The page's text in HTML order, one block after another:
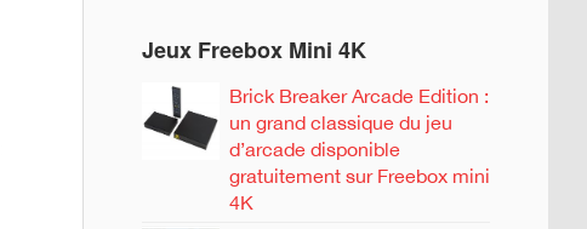
Jeux Freebox Mini 4K
Brick Breaker Arcade Edition :
un grand classique du jeu
d’arcade disponible
gratuitement sur Freebox mini
4K